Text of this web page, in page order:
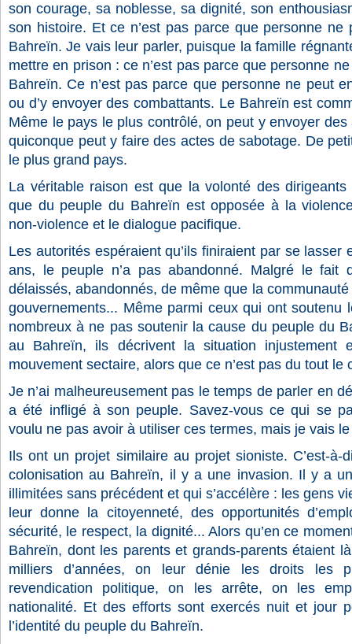
son courage, sa noblesse, sa dignité, son
son histoire. Et ce n’est pas parce que personne
Bahreïn. Je vais leur parler, puisque la famille
mettre en prison : ce n’est pas parce que personne
Bahreïn. Ce n’est pas parce que personne ne peut
ou d’y envoyer des combattants. Le Bahreïn est
Même le pays le plus contrôlé, on peut y envoyer
quiconque peut y faire des actes de sabotage. De
le plus grand pays.
La véritable raison est que la volonté des
que du peuple du Bahreïn est opposée à la
non-violence et le dialogue pacifique.
Les autorités espéraient qu’ils finiraient par se lasser
ans, le peuple n’a pas abandonné. Malgré le fait
délaissés, abandonnés, de même que la
gouvernements... Même parmi ceux qui ont soutenu
nombreux à ne pas soutenir la cause du peuple du
au Bahreïn, ils décrivent la situation injustement
mouvement sectaire, alors que ce n’est pas du tout le
Je n’ai malheureusement pas le temps de parler en
a été infligé à son peuple. Savez-vous ce qui se
voulu ne pas avoir à utiliser ces termes, mais je vais
Ils ont un projet similaire au projet sioniste. C’est-à-
colonisation au Bahreïn, il y a une invasion. Il y a
illimitées sans précédent et qui s’accélère : les gens
leur donne la citoyenneté, des opportunités
sécurité, le respect, la dignité... Alors qu’en ce
Bahreïn, dont les parents et grands-parents étaient
milliers d’années, on leur dénie les droits les
revendication politique, on les arrête, on les
nationalité. Et des efforts sont exercés nuit et jour
l’identité du peuple du Bahreïn.